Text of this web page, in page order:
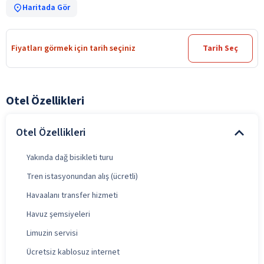
Haritada Gör
Fiyatları görmek için tarih seçiniz Tarih Seç
Otel Özellikleri
Otel Özellikleri
Yakında dağ bisikleti turu
Tren istasyonundan alış (ücretli)
Havaalanı transfer hizmeti
Havuz şemsiyeleri
Limuzin servisi
Ücretsiz kablosuz internet